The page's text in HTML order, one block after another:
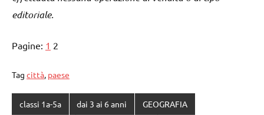
editoriale.
Pagine: 1 2
Tag città, paese
classi 1a-5a dai 3 ai 6 anni GEOGRAFIA